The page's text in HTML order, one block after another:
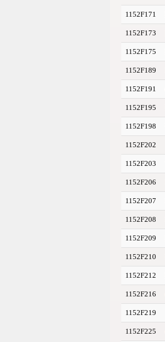
1152F171
1152F173
1152F175
1152F189
1152F191
1152F195
1152F198
1152F202
1152F203
1152F206
1152F207
1152F208
1152F209
1152F210
1152F212
1152F216
1152F219
1152F225